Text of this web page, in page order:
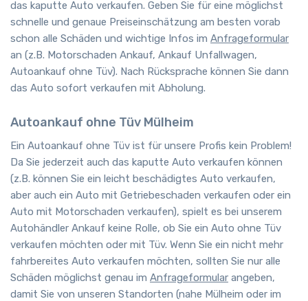
das kaputte Auto verkaufen. Geben Sie für eine möglichst
schnelle und genaue Preiseinschätzung am besten vorab
schon alle Schäden und wichtige Infos im Anfrageformular
an (z.B. Motorschaden Ankauf, Ankauf Unfallwagen,
Autoankauf ohne Tüv). Nach Rücksprache können Sie dann
das Auto sofort verkaufen mit Abholung.
Autoankauf ohne Tüv Mülheim
Ein Autoankauf ohne Tüv ist für unsere Profis kein Problem!
Da Sie jederzeit auch das kaputte Auto verkaufen können
(z.B. können Sie ein leicht beschädigtes Auto verkaufen,
aber auch ein Auto mit Getriebeschaden verkaufen oder ein
Auto mit Motorschaden verkaufen), spielt es bei unserem
Autohändler Ankauf keine Rolle, ob Sie ein Auto ohne Tüv
verkaufen möchten oder mit Tüv. Wenn Sie ein nicht mehr
fahrbereites Auto verkaufen möchten, sollten Sie nur alle
Schäden möglichst genau im Anfrageformular angeben,
damit Sie von unseren Standorten (nahe Mülheim oder im